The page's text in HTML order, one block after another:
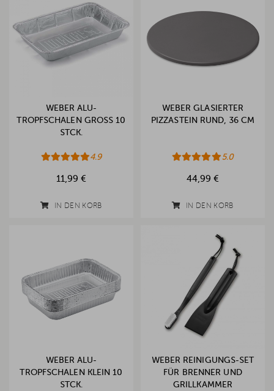
WEBER ALU-
TROPFSCHALEN GROSS 10 S
TCK.
4.9
11,99 €
IN DEN KORB
WEBER GLASIERTER
PIZZASTEIN RUND, 36 CM
5.0
44,99 €
IN DEN KORB
WEBER ALU-
TROPFSCHALEN KLEIN 10
STCK.
WEBER REINIGUNGS-SET
FÜR BRENNER UND
GRILLKAMMER